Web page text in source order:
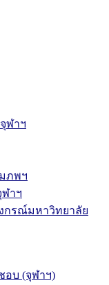
ฬาฯ
ภพฯ
าฯ
กรณ์มหาวิทยาลัย
อบ (จุฬาฯ)